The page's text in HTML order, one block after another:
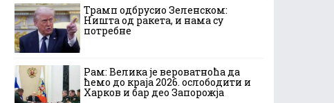
Трамп одбрусио Зеленском:
Ништа од ракета, и нама су
потребне
Рам: Велика је вероватноћа да
ћемо до краја 2026. ослободити и
Харков и бар део Запорожја